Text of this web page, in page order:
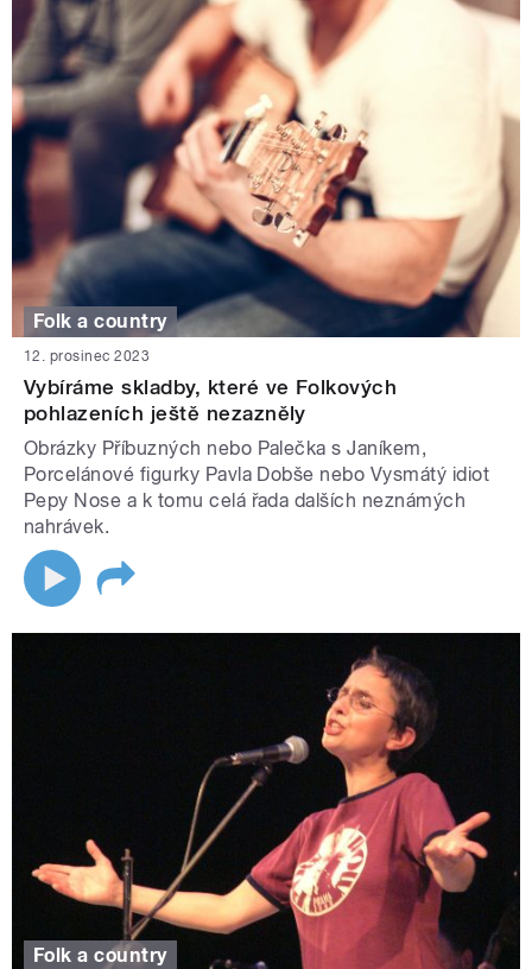
Folk a country
12. prosinec 2023
Vybíráme skladby, které ve Folkových
pohlazeních ještě nezazněly
Obrázky Příbuzných nebo Palečka s Janíkem,
Porcelánové figurky Pavla Dobše nebo Vysmátý idiot
Pepy Nose a k tomu celá řada dalších neznámých
nahrávek.
Folk a country